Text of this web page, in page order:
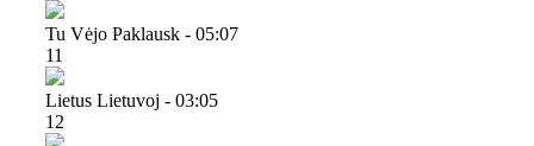
Tu Vėjo Paklausk - 05:07
11
Lietus Lietuvoj - 03:05
12